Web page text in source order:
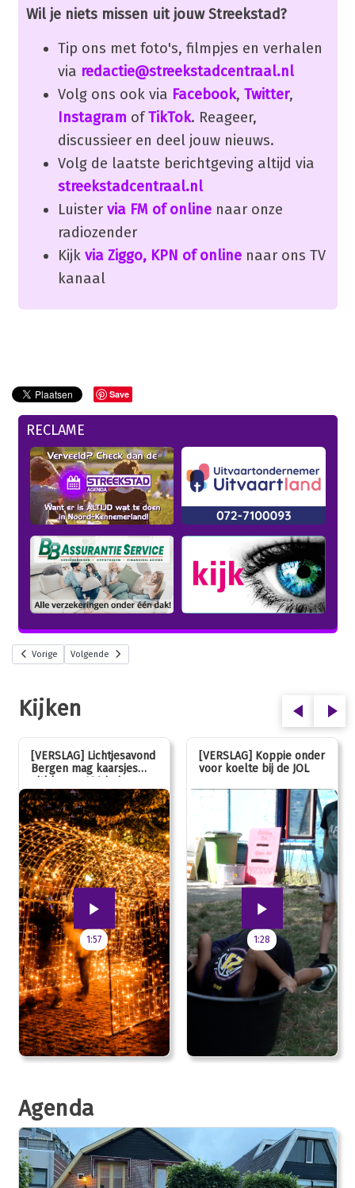
Wil je niets missen uit jouw Streekstad?
Tip ons met foto's, filmpjes en verhalen
via redactie@streekstadcentraal.nl
Volg ons ook via Facebook, Twitter,
Instagram ofTikTok. Reageer,
discussieer en deel jouw nieuws.
Volg de laatste berichtgeving altijd via
streekstadcentraal.nl
Luister via FM of onlinenaar onze
radiozender
Kijk via Ziggo, KPN of onlinenaar ons TV
kanaal
Save
RECLAME
Vorige Volgende
Kijken
[VERSLAG] Lichtjesavond
Bergen mag kaarsjes
uitblazen: 100 jarig
jubileum!
1:57
[VERSLAG] Koppie onder
voor koelte bij de JOL
1:28
Agenda